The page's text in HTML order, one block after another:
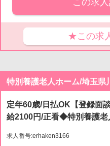
この求
★この求
特別養護老人ホーム/埼玉県
定年60歳/日払OK【登録面
給2100円/正看◆特別養護老
求人番号:erhaken3166